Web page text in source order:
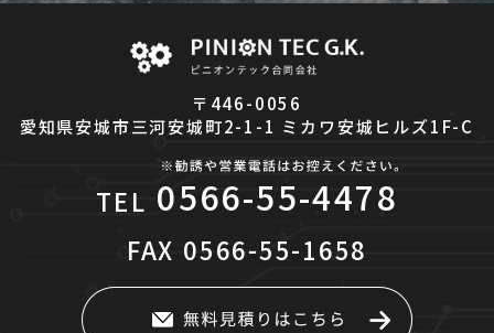
〒446-0056
愛知県安城市三河安城町2-1-1 ミカワ安城ヒルズ1F-C
TEL 0566-55-4478
FAX 0566-55-1658